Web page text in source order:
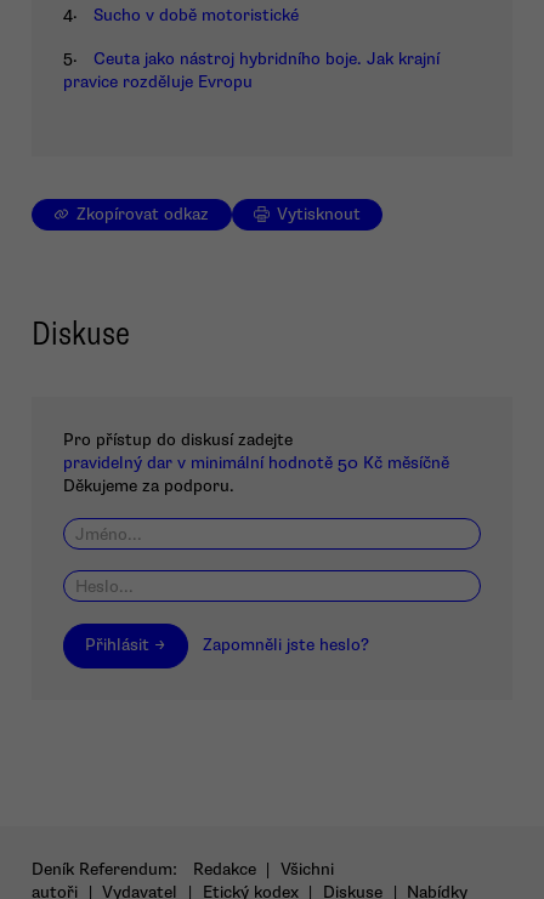
4. Sucho v době motoristické
5.
Ceuta jako nástroj hybridního boje. Jak krajní
pravice rozděluje Evropu
Zkopírovat odkaz Vytisknout
Diskuse
Pro přístup do diskusí zadejte
pravidelný dar v minimální hodnotě 50 Kč měsíčně
Děkujeme za podporu.
Přihlásit → Zapomněli jste heslo?
Deník Referendum: Redakce | Všichni
autoři | Vydavatel | Etický kodex | Diskuse | Nabídky